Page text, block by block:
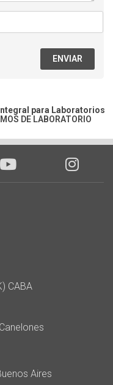
ENVIAR
para Laboratorios
DE LABORATORIO
CABA
Aires